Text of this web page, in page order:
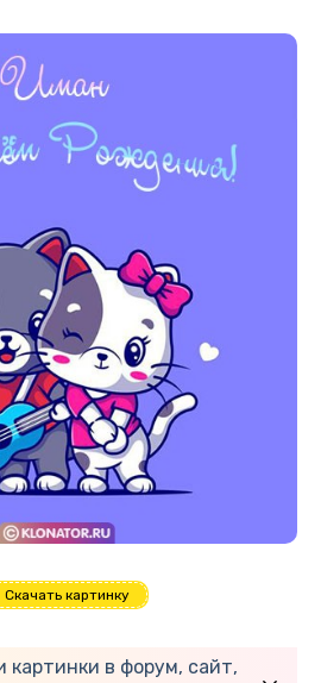
Скачать картинку
картинки в форум, сайт,